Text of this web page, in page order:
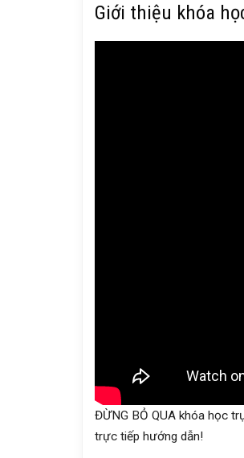
Giới thiệu khóa
ĐỪNG BỎ QUA khóa học
trực tiếp hướng dẫn!